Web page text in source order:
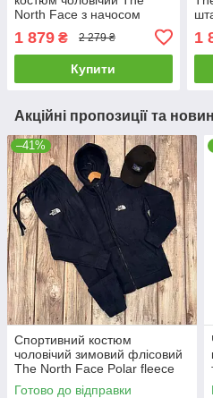
North Face з начосом
комплект тнф сірий
1 879 ₴ 2 279 ₴
Купити
1
Акційні пропозиції та
–41%
Спортивний костюм
чоловічий зимовий флісовий
The North Face Polar fleece
тнф синій
Готово до відправки